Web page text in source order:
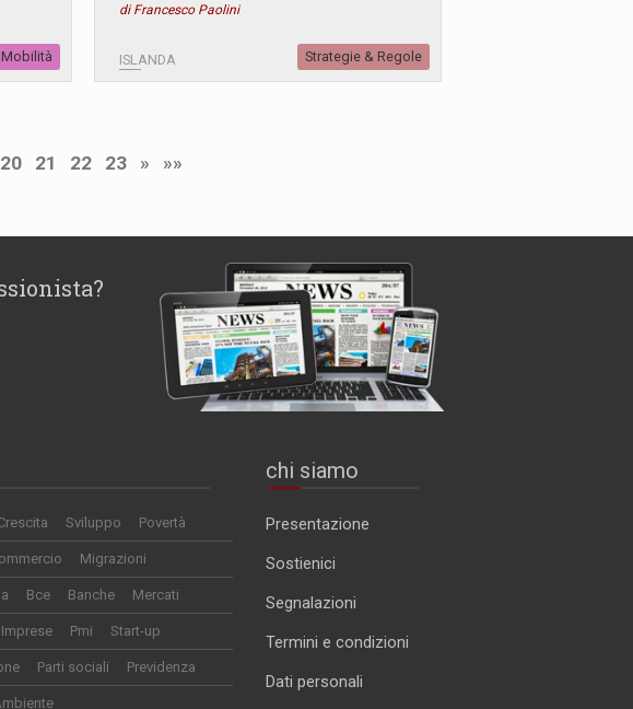
Mobilità
di Francesco Paolini
ISLANDA Strategie & Regole
20 21 22 23 » »»
Sviluppo Povertà
Migrazioni
Bce Banche Mercati
Imprese Pmi Start-up
Parti sociali Previdenza
chi siamo
Presentazione
Sostienici
Segnalazioni
Termini e condizioni
Dati personali